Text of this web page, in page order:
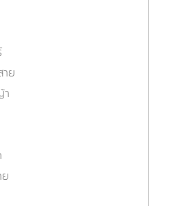
ย